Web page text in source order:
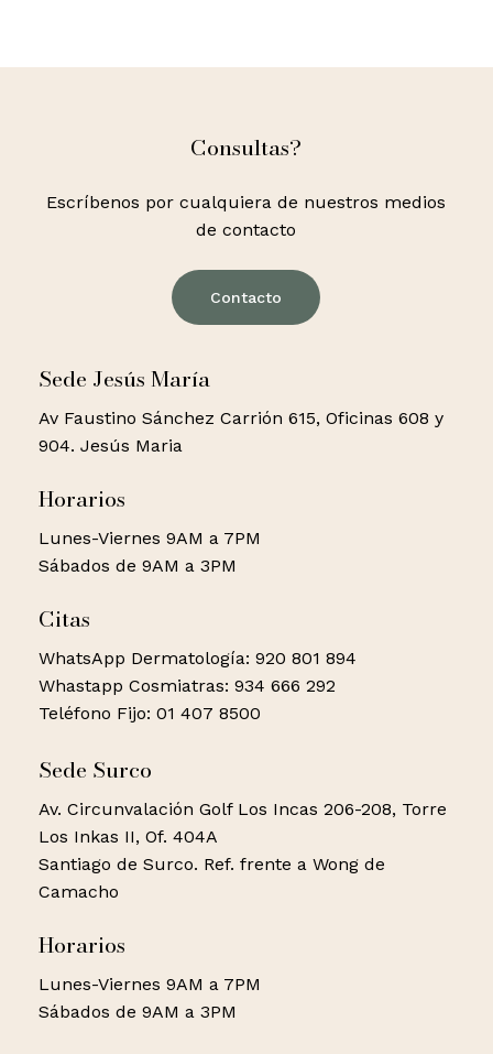
No hay productos en el
Consultas?
Escríbenos por cualquiera de nuestros medios
de contacto
Contacto
Sede Jesús María
Av Faustino Sánchez Carrión 615, Oficinas 608 y
904. Jesús Maria
Horarios
Lunes-Viernes 9AM a 7PM
Sábados de 9AM a 3PM
Citas
WhatsApp Dermatología: 920 801 894
Whastapp Cosmiatras: 934 666 292
Teléfono Fijo: 01 407 8500
Sede Surco
Av. Circunvalación Golf Los Incas 206-208, Torre
Los Inkas II, Of. 404A
Santiago de Surco. Ref. frente a Wong de
Camacho
Horarios
Lunes-Viernes 9AM a 7PM
Sábados de 9AM a 3PM